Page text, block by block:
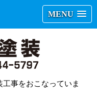
MENU
事をおこなっていま